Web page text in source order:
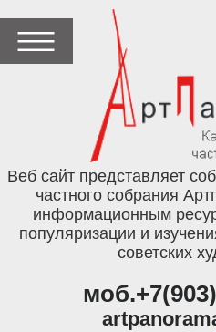
Веб сайт представляет
частного собрания
информационным
популяризации и
советских